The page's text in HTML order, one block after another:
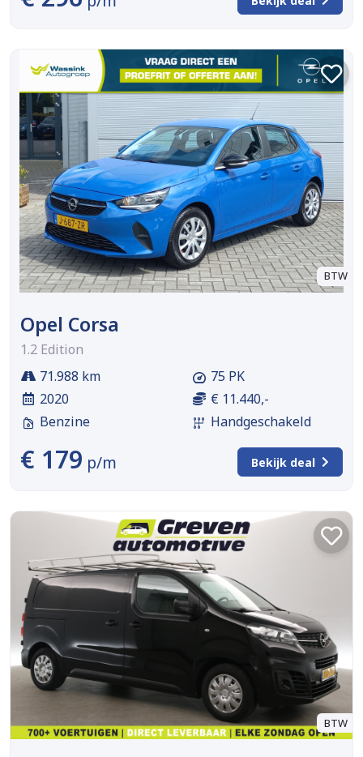
BTW
Opel Corsa
1.2 Edition
71.988 km
2020
Benzine
75 PK
€ 11.440,-
Handgeschakeld
€ 179 p/m Bekijk deal
BTW